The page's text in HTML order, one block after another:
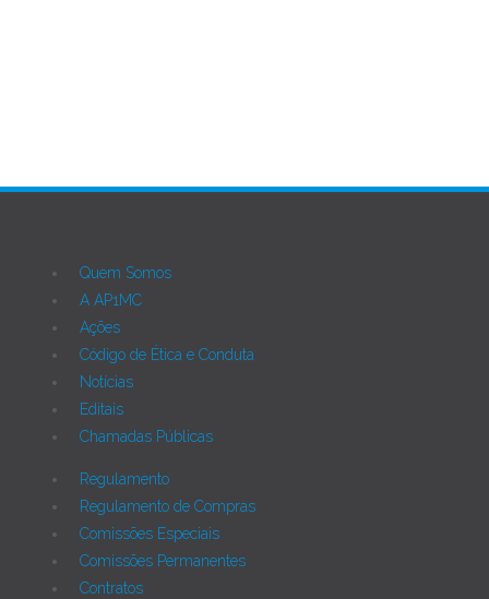
Quem Somos
A AP1MC
Ações
Código de Ética e Conduta
Notícias
Editais
Chamadas Públicas
Regulamento
Regulamento de Compras
Comissões Especiais
Comissões Permanentes
Contratos